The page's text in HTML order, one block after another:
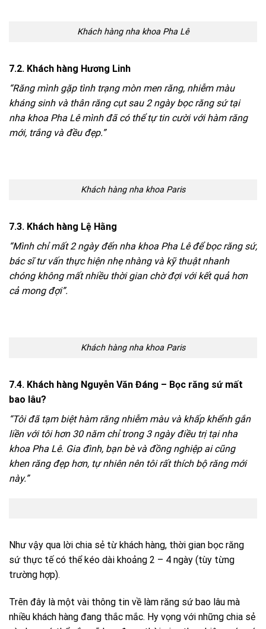
Khách hàng nha khoa Pha Lê
7.2. Khách hàng Hương Linh
“Răng mình gặp tình trạng mòn men răng, nhiễm màu
kháng sinh và thân răng cụt sau 2 ngày bọc răng sứ tại
nha khoa Pha Lê mình đã có thể tự tin cười với hàm răng
mới, trắng và đều đẹp.”
Khách hàng nha khoa Paris
7.3. Khách hàng Lệ Hằng
“Mình chỉ mất 2 ngày đến nha khoa Pha Lê để bọc răng sứ,
bác sĩ tư vấn thực hiện nhẹ nhàng và kỹ thuật nhanh
chóng không mất nhiều thời gian chờ đợi với kết quả hơn
cả mong đợi”.
Khách hàng nha khoa Paris
7.4. Khách hàng Nguyễn Văn Đáng – Bọc răng sứ mất
bao lâu?
“Tôi đã tạm biệt hàm răng nhiễm màu và khấp khểnh gắn
liền với tôi hơn 30 năm chỉ trong 3 ngày điều trị tại nha
khoa Pha Lê. Gia đình, bạn bè và đồng nghiệp ai cũng
khen răng đẹp hơn, tự nhiên nên tôi rất thích bộ răng mới
này.”
Như vậy qua lời chia sẻ từ khách hàng, thời gian bọc răng
sứ thực tế có thể kéo dài khoảng 2 – 4 ngày (tùy từng
trường hợp).
Trên đây là một vài thông tin về làm răng sứ bao lâu mà
nhiều khách hàng đang thắc mắc. Hy vọng với những chia sẻ